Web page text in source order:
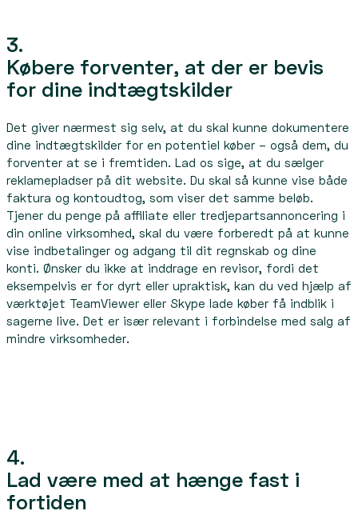
3.
Købere forventer, at der er bevis
for dine indtægtskilder
Det giver nærmest sig selv, at du skal kunne dokumentere
dine indtægtskilder for en potentiel køber – også dem, du
forventer at se i fremtiden. Lad os sige, at du sælger
reklamepladser på dit website. Du skal så kunne vise både
faktura og kontoudtog, som viser det samme beløb.
Tjener du penge på affiliate eller tredjepartsannoncering i
din online virksomhed, skal du være forberedt på at kunne
vise indbetalinger og adgang til dit regnskab og dine
konti. Ønsker du ikke at inddrage en revisor, fordi det
eksempelvis er for dyrt eller upraktisk, kan du ved hjælp af
værktøjet TeamViewer eller Skype lade køber få indblik i
sagerne live. Det er især relevant i forbindelse med salg af
mindre virksomheder.
4.
Lad være med at hænge fast i
fortiden